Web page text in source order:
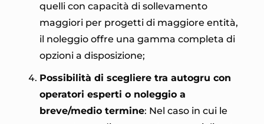
quelli con capacità di sollevamento
maggiori per progetti di maggiore entità,
il noleggio offre una gamma completa di
opzioni a disposizione;
Possibilità di scegliere tra autogru con
operatori esperti o noleggio a
breve/medio termine: Nel caso in cui le